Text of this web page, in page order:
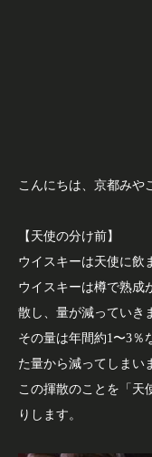
こんにちは、京都みや
【天使の分け前】
ウイスキーは天使に飲
ウイスキーは樽で熟成
散し、量が減っていき
その量は年間約1〜3％
た量から減ってしまい
この揮散のことを「天
りします。